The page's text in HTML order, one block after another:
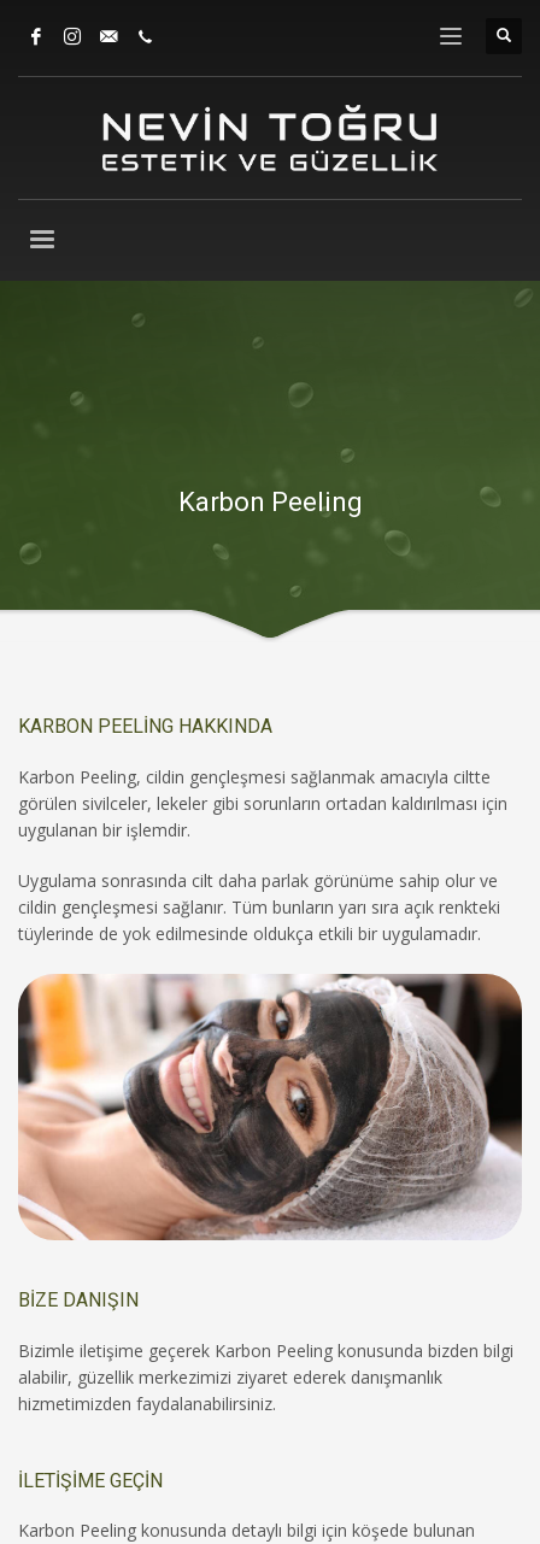
Karbon Peeling
KARBON PEELİNG HAKKINDA
Karbon Peeling, cildin gençleşmesi sağlanmak amacıyla ciltte
görülen sivilceler, lekeler gibi sorunların ortadan kaldırılması için
uygulanan bir işlemdir.
Uygulama sonrasında cilt daha parlak görünüme sahip olur ve
cildin gençleşmesi sağlanır. Tüm bunların yarı sıra açık renkteki
tüylerinde de yok edilmesinde oldukça etkili bir uygulamadır.
BİZE DANIŞIN
Bizimle iletişime geçerek Karbon Peeling konusunda bizden bilgi
alabilir, güzellik merkezimizi ziyaret ederek danışmanlık
hizmetimizden faydalanabilirsiniz.
İLETİŞİME GEÇİN
Karbon Peeling konusunda detaylı bilgi için köşede bulunan